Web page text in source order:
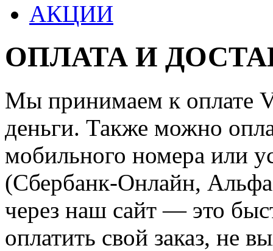
АКЦИИ
ОПЛАТА И
Мы принимаем к оплате
деньги. Также можно
мобильного номера или
(Сбербанк-Онлайн,
через наш сайт — это
оплатить свой заказ, не